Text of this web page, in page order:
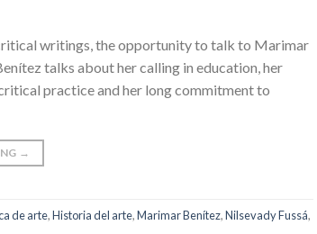
writings, the opportunity to talk to Marimar
talks about her calling in education, her
practice and her long commitment to
→
de arte,Historia del arte,Marimar Benítez,Nilsevady Fussá,